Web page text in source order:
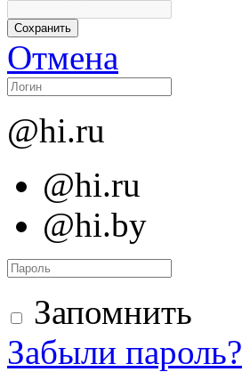
Отмена
@hi.ru
@hi.ru
@hi.by
Запомнить
Забыли пароль?